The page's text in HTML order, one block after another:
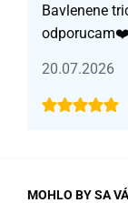
Bavlenene
20.07.2026
MOHLO BY SA